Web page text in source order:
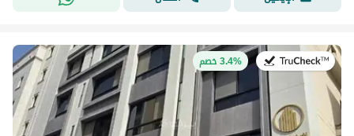
في:12 يوليو 20263.4% خصم